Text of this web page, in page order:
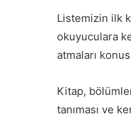
Listemizin ilk
okuyuculara
atmaları
Kitap,
tanıması ve